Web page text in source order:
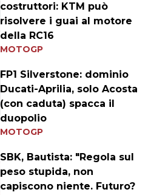
costruttori: KTM può
risolvere i guai al motore
della RC16
MOTOGP
FP1 Silverstone: dominio
Ducati-Aprilia, solo Acosta
(con caduta) spacca il
duopolio
MOTOGP
SBK, Bautista: "Regola sul
peso stupida, non
capiscono niente. Futuro?